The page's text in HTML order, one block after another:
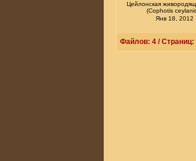
Цейлонская
(Cophotis
Янв 18, 2012
Файлов: 4 / Страниц: